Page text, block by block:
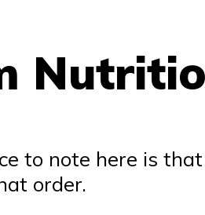
to note here is
order.